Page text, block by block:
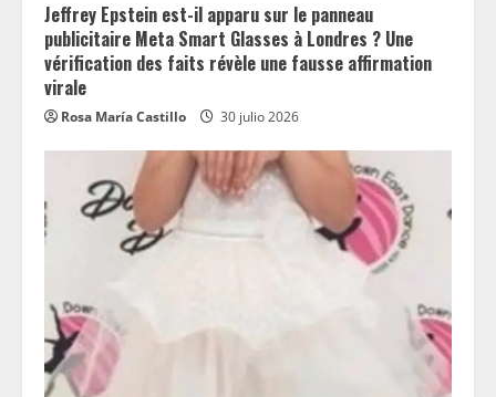
Jeffrey Epstein est-il apparu sur le panneau
publicitaire Meta Smart Glasses à Londres ? Une
vérification des faits révèle une fausse affirmation
virale
Rosa María Castillo 30 julio 2026